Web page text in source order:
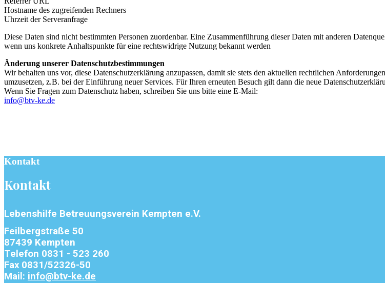
Hostname des zugreifenden Rechners
Uhrzeit der Serveranfrage
Diese Daten sind nicht bestimmten Personen zuordenbar. Eine Zusammenführung dieser Daten mit anderen
wenn uns konkrete Anhaltspunkte für eine rechtswidrige Nutzung bekannt werden
Änderung unserer Datenschutzbestimmungen
Wir behalten uns vor, diese Datenschutzerklärung anzupassen, damit sie stets den aktuellen rechtlichen
umzusetzen, z.B. bei der Einführung neuer Services. Für Ihren erneuten Besuch gilt dann die neue
Wenn Sie Fragen zum Datenschutz haben, schreiben Sie uns bitte eine E-Mail:
info@btv-ke.de
Kontakt
Kontakt
Lebenshilfe Betreuungsverein Kempten e.V.
Feilbergstraße 50
87439 Kempten
Telefon 0831 - 523 260
Fax 0831/52326-50
Mail: info@btv-ke.de